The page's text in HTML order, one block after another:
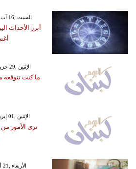
GMT 02:47 2025 السبت ,16 آب / أغسطس
أبرز الأحداث
GMT 13:20 2020 الإثنين ,29 حزيران / يونيو
ما كنت
GMT 12:05 2019 الإثنين ,01 إبريل / نيسان
ترى الأمور
GMT 21:38 2025 الأربعاء ,21 أيار / مايو